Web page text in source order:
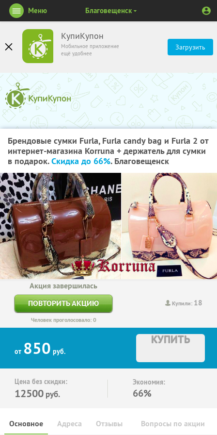
КупиКупон
Мобильное приложение
ещё удобнее
Загрузить
Меню Благовещенск
Брендовые сумки Furla, Furla candy bag и Furla 2 от
интернет-магазина Korruna + держатель для сумки
в подарок.Скидка до 66%. Благовещенск
Купили: 18
Акция завершилась
ПОВТОРИТЬ АКЦИЮ
Человек проголосовало: 0
от 850 руб.
КУПИТЬ
Цена без скидки:
12500 руб.
Экономия:
66%
Основное Отзывы Вопросы по акции
Адреса